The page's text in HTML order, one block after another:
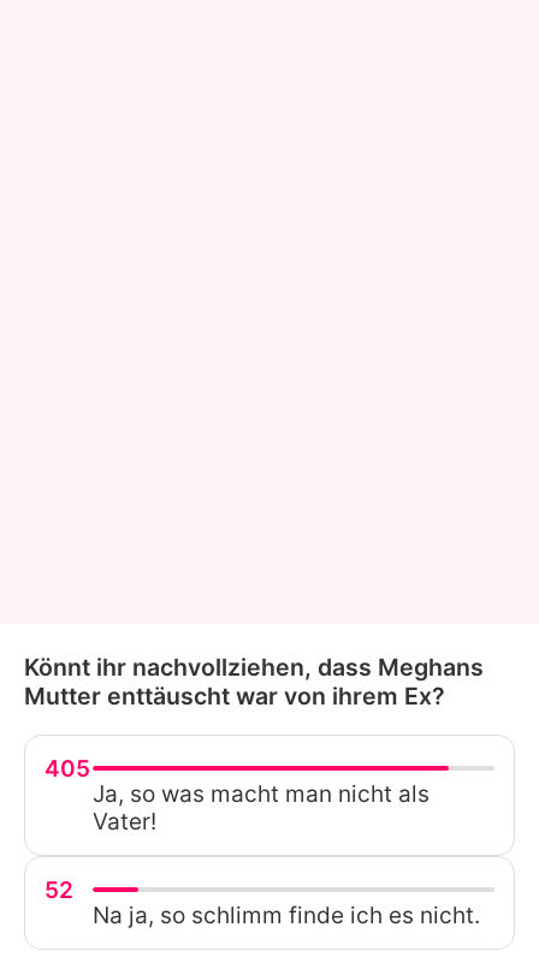
Könnt ihr nachvollziehen, dass Meghans
Mutter enttäuscht war von ihrem Ex?
405
Ja, so was macht man nicht als
Vater!
52
Na ja, so schlimm finde ich es nicht.